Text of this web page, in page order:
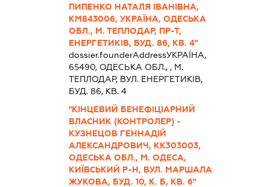
ПИПЕНКО НАТАЛЯ ІВАНІВНА,
КМ843006, УКРАЇНА, ОДЕСЬКА
ОБЛ., М. ТЕПЛОДАР, ПР-Т,
ЕНЕРГЕТИКІВ, БУД. 86, КВ. 4"
dossier.founderAddressУКРАЇНА,
65490, ОДЕСЬКА ОБЛ., , М.
ТЕПЛОДАР, ВУЛ. ЕНЕРГЕТИКІВ,
БУД. 86, КВ. 4
"КІНЦЕВИЙ БЕНЕФІЦІАРНИЙ
ВЛАСНИК (КОНТРОЛЕР) -
КУЗНЕЦОВ ГЕННАДІЙ
АЛЕКСАНДРОВИЧ, КК303003,
ОДЕСЬКА ОБЛ., М. ОДЕСА,
КИЇВСЬКИЙ Р-Н, ВУЛ. МАРШАЛА
ЖУКОВА, БУД. 10, К. Б, КВ. 6"